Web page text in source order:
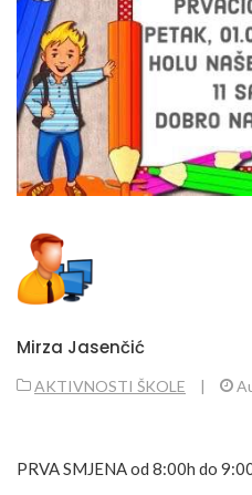
Mirza Jasenčić
AKTIVNOSTI ŠKOLE |
PRVA SMJENA od 8:00h do